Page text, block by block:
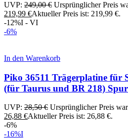
UVP: 249,00€ Ursprünglicher Preis
219,99 €Aktueller Preis ist: 219,99 €.
-12%I - VI
-6%
In den Warenkorb
Piko 36511 Trägerplatine für
(für Taurus und BR 218)
UVP: 28,50€ Ursprünglicher Preis
26,88 €Aktueller Preis ist: 26,88 €.
-6%
-16%I